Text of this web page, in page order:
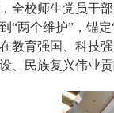
全校师生党员干
“两个维护”，锚
教育强国、科技
、民族复兴伟业贡